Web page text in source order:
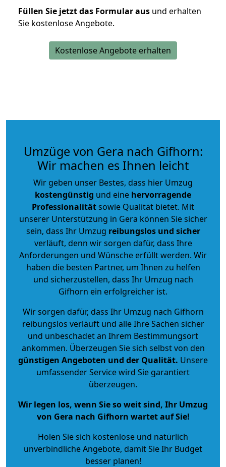
Füllen Sie jetzt das Formular aus und erhalten
Sie kostenlose Angebote.
Kostenlose Angebote erhalten
Umzüge von Gera nach Gifhorn:
Wir machen es Ihnen leicht
Wir geben unser Bestes, dass hier Umzug
kostengünstig und eine hervorragende
Professionalitätsowie Qualität bietet. Mit
unserer Unterstützung in Gera können Sie sicher
sein, dass Ihr Umzug reibungslos und sicher
verläuft, denn wir sorgen dafür, dass Ihre
Anforderungen und Wünsche erfüllt werden. Wir
haben die besten Partner, um Ihnen zu helfen
und sicherzustellen, dass Ihr Umzug nach
Gifhorn ein erfolgreicher ist.
Wir sorgen dafür, dass Ihr Umzug nach Gifhorn
reibungslos verläuft und alle Ihre Sachen sicher
und unbeschadet an Ihrem Bestimmungsort
ankommen. Überzeugen Sie sich selbst von den
günstigen Angeboten und der Qualität. Unsere
umfassender Service wird Sie garantiert
überzeugen.
Wir legen los, wenn Sie so weit sind, Ihr Umzug
von Gera nach Gifhorn wartet auf Sie!
Holen Sie sich kostenlose und natürlich
unverbindliche Angebote, damit Sie Ihr Budget
besser planen!